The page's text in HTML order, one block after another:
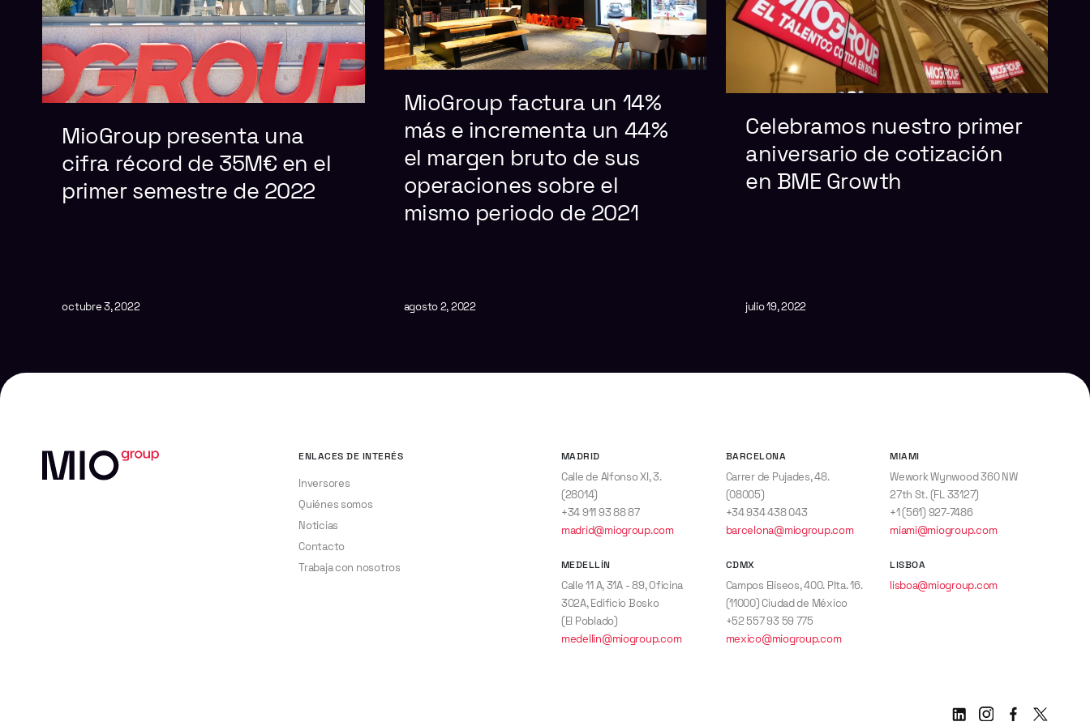
MioGroup presenta una
cifra récord de 35M€ en el
primer semestre de 2022
octubre 3, 2022
MioGroup factura un 14%
más e incrementa un 44%
el margen bruto de sus
operaciones sobre el
mismo periodo de 2021
agosto 2, 2022
Celebramos nuestro primer
aniversario de cotización
en BME Growth
julio 19, 2022
ENLACES DE INTERÉS
Inversores
Quiénes somos
Noticias
Contacto
Trabaja con nosotros
MADRID
Calle de Alfonso XI, 3.
(28014)
+34 911 93 88 87
madrid@miogroup.com
BARCELONA
Carrer de Pujades, 48.
(08005)
+34 934 438 043
barcelona@miogroup.com
MIAMI
Wework Wynwood 360 NW
27th St. (FL 33127)
+1 (561) 927-7486
miami@miogroup.com
MEDELLÍN
Calle 11 A, 31A - 89, Oficina
302A, Edificio Bosko
(El Poblado)
medellin@miogroup.com
CDMX
Campos Elíseos, 400. Plta. 16.
(11000) Ciudad de México
+52 557 93 59 775
mexico@miogroup.com
LISBOA
lisboa@miogroup.com
LinkedinInstagramFacebook
Twitter